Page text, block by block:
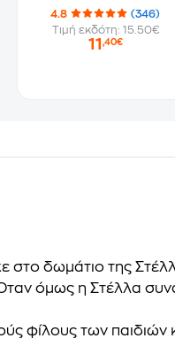
4.8
(346)
Τιμή εκδότη: 15.50€
11 ,40€
δωμάτιο της
όμως η Στέλλα
φίλους των παιδιών